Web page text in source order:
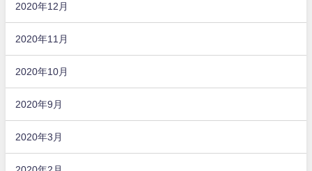
2020年12月
2020年11月
2020年10月
2020年9月
2020年3月